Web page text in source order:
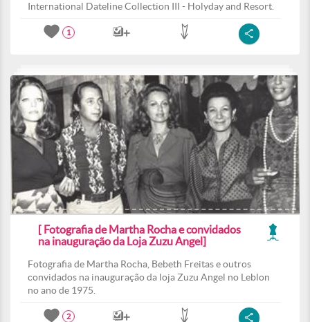
International Dateline Collection III - Holyday and Resort.
1
[ Fotografia de Martha Rocha e convidados
na inauguração da Loja Zuzu Angel]
Fotografia de Martha Rocha, Bebeth Freitas e outros
convidados na inauguração da loja Zuzu Angel no Leblon
no ano de 1975.
2